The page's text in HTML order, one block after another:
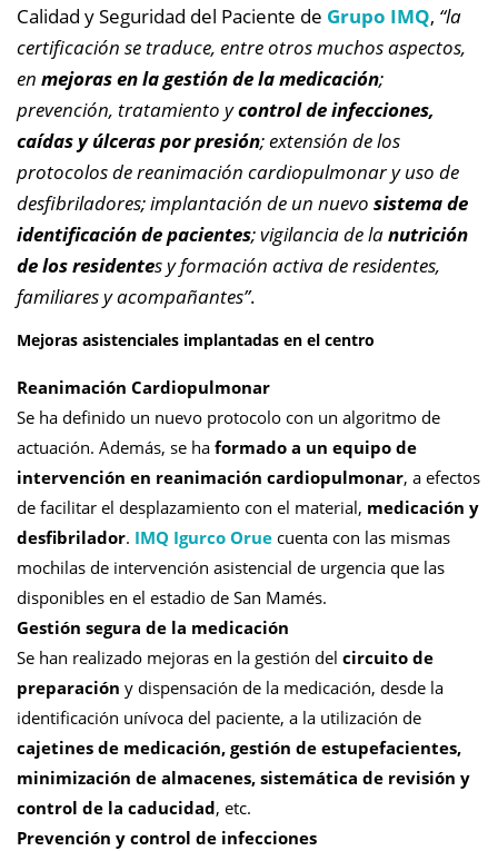
Calidad y Seguridad del Paciente de Grupo IMQ, “la
certificación se traduce, entre otros muchos aspectos,
en mejoras en la gestión de la medicación;
prevención, tratamiento ycontrol de infecciones,
caídas y úlceras por presión; extensión de los
protocolos de reanimación cardiopulmonar y uso de
desfibriladores; implantación de un nuevo sistema de
identificación de pacientes; vigilancia de lanutrición
de los residentes y formación activa de residentes,
familiares y acompañantes”.
Mejoras asistenciales implantadas en el centro
Reanimación Cardiopulmonar
Se ha definido un nuevo protocolo con un algoritmo de
actuación. Además, se ha formado a un equipo de
intervención en reanimación cardiopulmonar, a efectos
de facilitar el desplazamiento con el material, medicación y
desfibrilador. IMQ Igurco Orue cuenta con las mismas
mochilas de intervención asistencial de urgencia que las
disponibles en el estadio de San Mamés.
Gestión segura de la medicación
Se han realizado mejoras en la gestión del circuito de
preparación y dispensación de la medicación, desde la
identificación unívoca del paciente, a la utilización de
cajetines de medicación, gestión de estupefacientes,
minimización de almacenes, sistemática de revisión y
control de la caducidad, etc.
Prevención y control de infecciones